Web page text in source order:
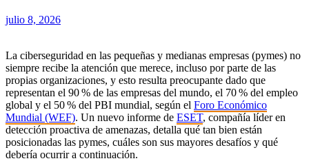
julio 8, 2026
La ciberseguridad en las pequeñas y medianas empresas (pymes) no
siempre recibe la atención que merece, incluso por parte de las
propias organizaciones, y esto resulta preocupante dado que
representan el 90 % de las empresas del mundo, el 70 % del empleo
global y el 50 % del PBI mundial, según el Foro Económico
Mundial (WEF). Un nuevo informe de ESET, compañía líder en
detección proactiva de amenazas, detalla qué tan bien están
posicionadas las pymes, cuáles son sus mayores desafíos y qué
debería ocurrir a continuación.